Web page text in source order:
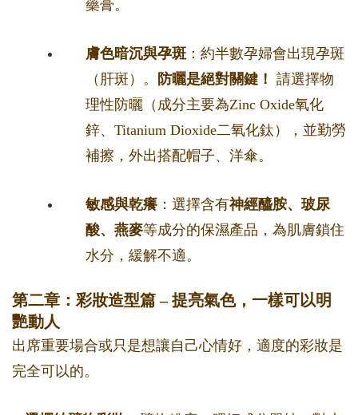
藥膏。
膚色暗沉與孕斑 ：約半數孕婦會出現孕斑
（肝斑）。
防曬是絕對關鍵！ 請選擇物
理性防曬（成分主要為Zinc Oxide氧化
鋅、Titanium Dioxide二氧化鈦），並勤勞
補擦，外出搭配帽子、洋傘。
敏感與乾癢 ：選擇含有神經醯胺、玻尿
酸、燕麥等成分的保濕產品，為肌膚鎖住
水分，緩解不適。
第二章：彩妝造型篇 – 提亮氣色，一樣可以明
艷動人
出席重要場合或只是想讓自己心情好，適度的彩妝是
完全可以的。